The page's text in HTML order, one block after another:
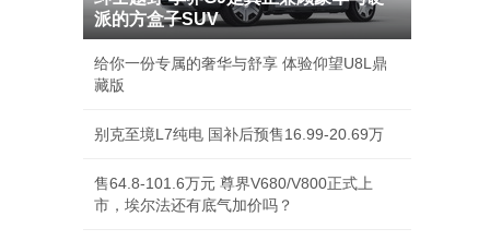
派的方盒子SUV
给你一份专属的奢华与舒享 体验仰望U8L鼎
藏版
别克至境L7纯电 国补后预售16.99-20.69万
售64.8-101.6万元 尊界V680/V800正式上
市，埃尔法还有底气加价吗？